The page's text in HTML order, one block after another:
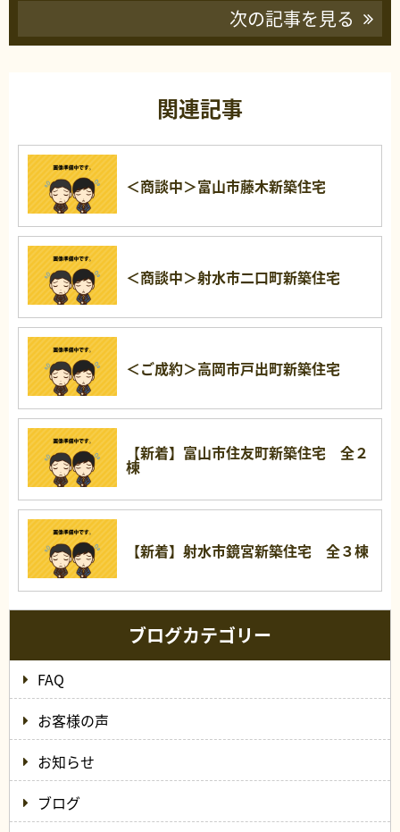
次の記事を見る
関連記事
＜商談中＞富山市藤木新築住宅
＜商談中＞射水市二口町新築住宅
＜ご成約＞高岡市戸出町新築住宅
【新着】富山市住友町新築住宅 全２
棟
【新着】射水市鏡宮新築住宅 全３棟
ブログカテゴリー
FAQ
お客様の声
お知らせ
ブログ